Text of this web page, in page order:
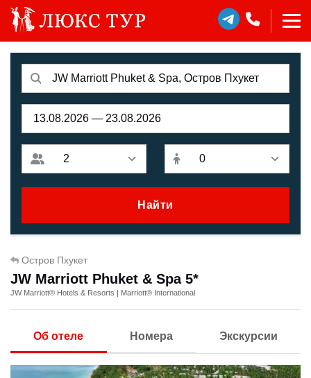
Найти
Остров Пхукет
JW Marriott Phuket & Spa 5*
JW Marriott® Hotels & Resorts | Marriott® International
Об отеле Номера Экскурсии